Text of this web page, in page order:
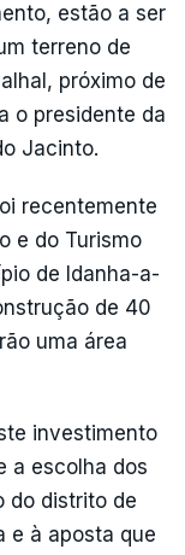
estão a ser
terreno de
próximo de
o presidente da
Jacinto.
recentemente
e do Turismo
de Idanha-a-
de 40
uma área
investimento
a escolha dos
do distrito de
e à aposta que